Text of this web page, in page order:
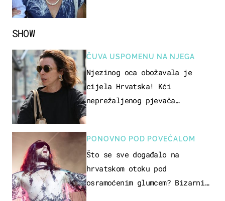
SHOW
ČUVA USPOMENU NA NJEGA
Njezinog oca obožavala je
cijela Hrvatska! Kći
neprežaljenog pjevača
PONOVNO POD POVEĆALOM
Što se sve događalo na
hrvatskom otoku pod
osramoćenim glumcem? Bizarni